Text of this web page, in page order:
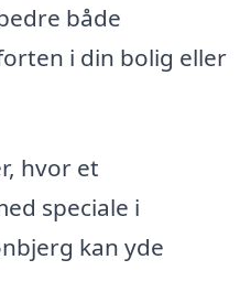
både
i din bolig eller
hvor et
speciale i
kan yde